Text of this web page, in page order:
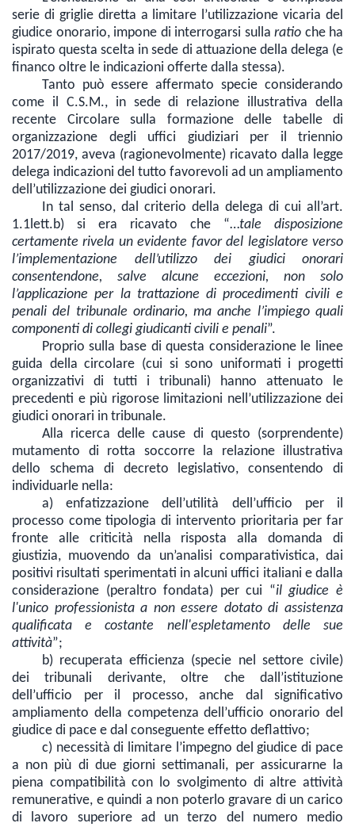
serie di griglie diretta a limitare l’utilizzazione vicaria del
giudice onorario, impone di interrogarsi sulla ratio che ha
ispirato questa scelta in sede di attuazione della delega (e
financo oltre le indicazioni offerte dalla stessa).
Tanto può essere affermato specie considerando
come il C.S.M., in sede di relazione illustrativa della
recente Circolare sulla formazione delle tabelle di
organizzazione degli uffici giudiziari per il triennio
2017/2019, aveva (ragionevolmente) ricavato dalla legge
delega indicazioni del tutto favorevoli ad un ampliamento
dell’utilizzazione dei giudici onorari.
In tal senso, dal criterio della delega di cui all’art.
1.1lett.b) si era ricavato che “…tale disposizione
certamente rivela un evidente favor del legislatore verso
l’implementazione dell’utilizzo dei giudici onorari
consentendone, salve alcune eccezioni, non solo
l’applicazione per la trattazione di procedimenti civili e
penali del tribunale ordinario, ma anche l’impiego quali
componenti di collegi giudicanti civili e penali”.
Proprio sulla base di questa considerazione le linee
guida della circolare (cui si sono uniformati i progetti
organizzativi di tutti i tribunali) hanno attenuato le
precedenti e più rigorose limitazioni nell’utilizzazione dei
giudici onorari in tribunale.
Alla ricerca delle cause di questo (sorprendente)
mutamento di rotta soccorre la relazione illustrativa
dello schema di decreto legislativo, consentendo di
individuarle nella:
a)enfatizzazione dell’utilità dell’ufficio per il
processo come tipologia di intervento prioritaria per far
fronte alle criticità nella risposta alla domanda di
giustizia, muovendo da un’analisi comparativistica, dai
positivi risultati sperimentati in alcuni uffici italiani e dalla
considerazione (peraltro fondata) per cui “ilgiudice è
l'unico professionista a non essere dotato di assistenza
qualificata e costante nell'espletamento delle sue
attività”;
b) recuperata efficienza (specie nel settore civile)
dei tribunali derivante, oltre che dall’istituzione
dell’ufficio per il processo, anche dal significativo
ampliamento della competenza dell’ufficio onorario del
giudice di pace e dal conseguente effetto deflattivo;
c) necessità di limitare l’impegno del giudice di pace
a non più di due giorni settimanali, per assicurarne la
piena compatibilità con lo svolgimento di altre attività
remunerative, e quindi a non poterlo gravare di un carico
di lavoro superiore ad un terzo del numero medio